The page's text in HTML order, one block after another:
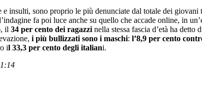
insulti, sono proprio le più denunciate dal totale dei giovani
fa poi luce anche su quello che accade online, in
il 34 per cento dei ragazzi nella stessa fascia d’età ha
i più bullizzati sono i maschi: l’8,9 per cento
il 33,3 per cento degli italiani.